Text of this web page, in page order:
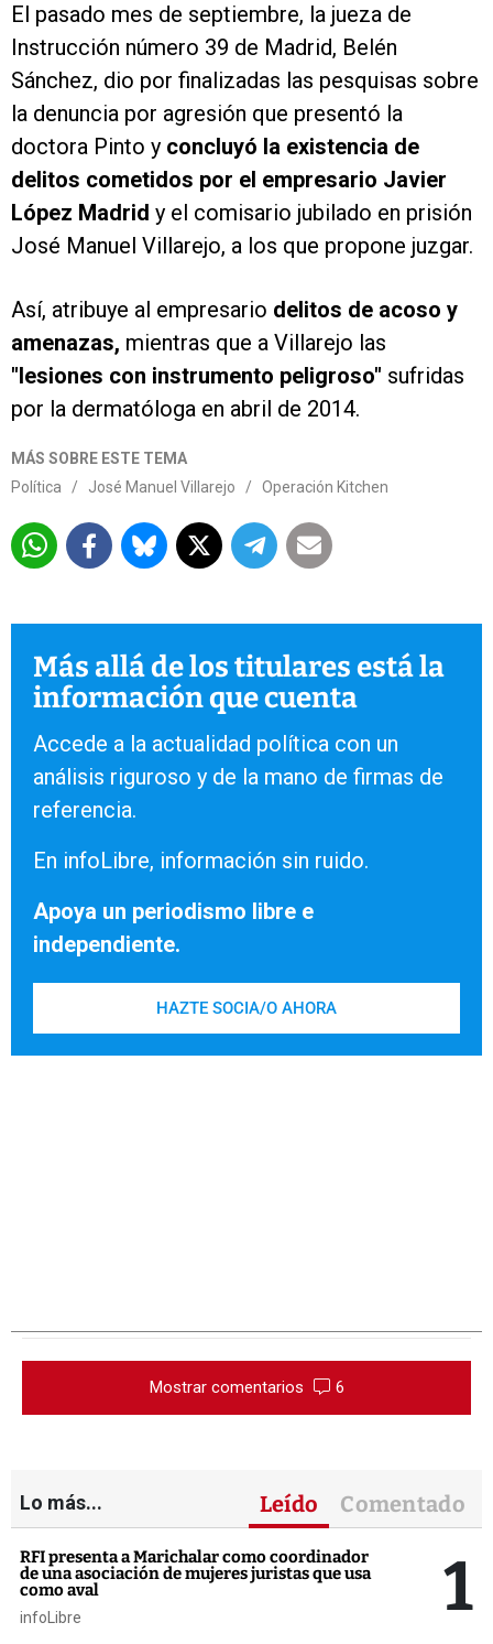
El pasado mes de septiembre, la jueza de
Instrucción número 39 de Madrid, Belén
Sánchez, dio por finalizadas las pesquisas sobre
la denuncia por agresión que presentó la
doctora Pinto y concluyó la existencia de
delitos cometidos por el empresario Javier
López Madrid y el comisario jubilado en prisión
José Manuel Villarejo, a los que propone juzgar.
Así, atribuye al empresario delitos de acoso y
amenazas, mientras que a Villarejo las
"lesiones con instrumento peligroso" sufridas
por la dermatóloga en abril de 2014.
MÁS SOBRE ESTE TEMA
Política
/ José Manuel Villarejo / Operación Kitchen
Más allá de los titulares está la
información que cuenta
Accede a la actualidad política con un
análisis riguroso y de la mano de firmas de
referencia.
En infoLibre, información sin ruido.
Apoya un periodismo libre e
independiente.
HAZTE SOCIA/O AHORA
Mostrar comentarios 6
Lo más... Leído Comentado
RFI presenta a Marichalar como coordinador
de una asociación de mujeres juristas que usa
como aval
infoLibre 1